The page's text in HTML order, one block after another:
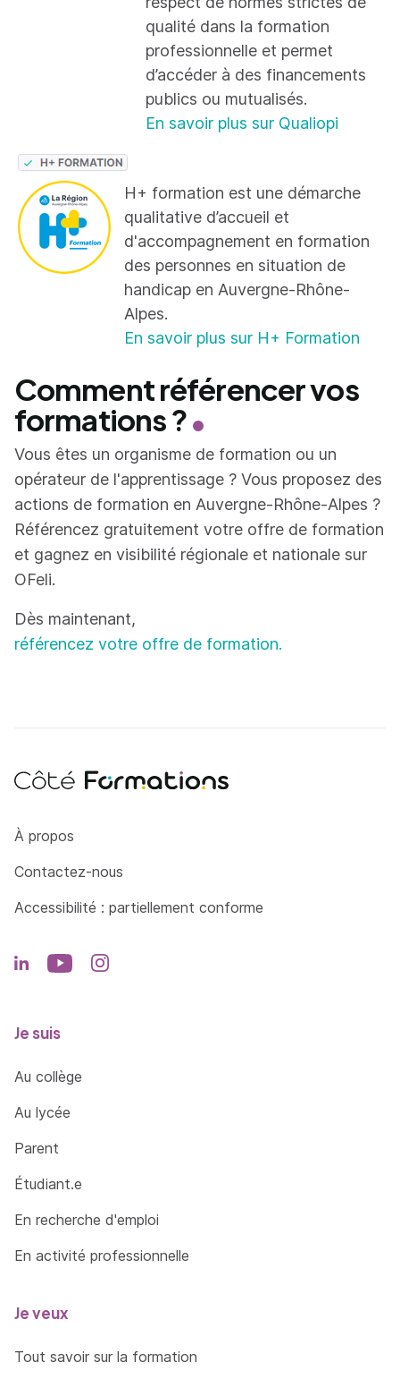
qualité dans la formation
professionnelle et permet
d’accéder à des financements
publics ou mutualisés.
En savoir plus sur Qualiopi
H+ formation est une démarche
qualitative d’accueil et
d'accompagnement en formation
des personnes en situation de
handicap en Auvergne-Rhône-
Alpes.
En savoir plus sur H+ Formation
Comment référencer vos
formations ?
Vous êtes un organisme de formation ou un
opérateur de l'apprentissage ? Vous proposez des
actions de formation en Auvergne-Rhône-Alpes ?
Référencez gratuitement votre offre de formation
et gagnez en visibilité régionale et nationale sur
OFeli.
Dès maintenant,
référencez votre offre de formation.
Côté Formations
À propos
Contactez-nous
Accessibilité : partiellement conforme
Je suis
Au collège
Au lycée
Parent
Étudiant.e
En recherche d'emploi
En activité professionnelle
Je veux
Tout savoir sur la formation